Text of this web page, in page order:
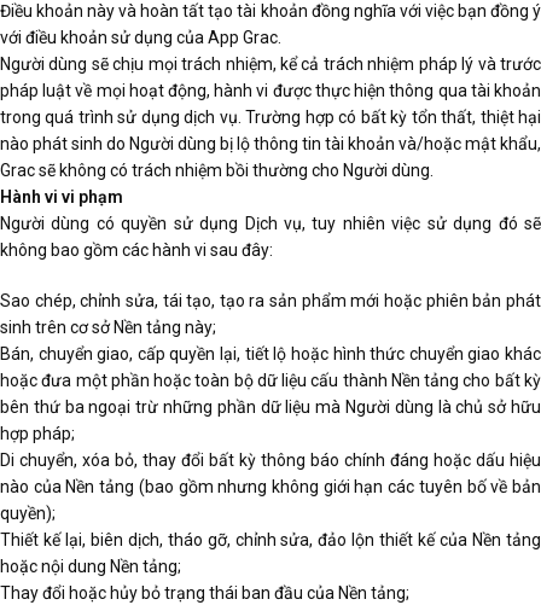
Điều khoản này và hoàn tất tạo tài khoản đồng nghĩa với việc bạn đồng ý
với điều khoản sử dụng của App Grac.
Người dùng sẽ chịu mọi trách nhiệm, kể cả trách nhiệm pháp lý và trước
pháp luật về mọi hoạt động, hành vi được thực hiện thông qua tài khoản
trong quá trình sử dụng dịch vụ. Trường hợp có bất kỳ tổn thất, thiệt hại
nào phát sinh do Người dùng bị lộ thông tin tài khoản và/hoặc mật khẩu,
Grac sẽ không có trách nhiệm bồi thường cho Người dùng.
Hành vi vi phạm
Người dùng có quyền sử dụng Dịch vụ, tuy nhiên việc sử dụng đó sẽ
không bao gồm các hành vi sau đây:
Sao chép, chỉnh sửa, tái tạo, tạo ra sản phẩm mới hoặc phiên bản phát
sinh trên cơ sở Nền tảng này;
Bán, chuyển giao, cấp quyền lại, tiết lộ hoặc hình thức chuyển giao khác
hoặc đưa một phần hoặc toàn bộ dữ liệu cấu thành Nền tảng cho bất kỳ
bên thứ ba ngoại trừ những phần dữ liệu mà Người dùng là chủ sở hữu
hợp pháp;
Di chuyển, xóa bỏ, thay đổi bất kỳ thông báo chính đáng hoặc dấu hiệu
nào của Nền tảng (bao gồm nhưng không giới hạn các tuyên bố về bản
quyền);
Thiết kế lại, biên dịch, tháo gỡ, chỉnh sửa, đảo lộn thiết kế của Nền tảng
hoặc nội dung Nền tảng;
Thay đổi hoặc hủy bỏ trạng thái ban đầu của Nền tảng;